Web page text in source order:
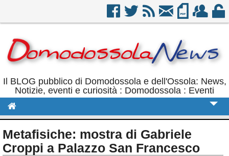
Il BLOG pubblico di Domodossola e dell'Ossola: News,
Notizie, eventi e curiosità : Domodossola : Eventi
Politica
Metafisiche: mostra di Gabriele
Croppi a Palazzo San Francesco